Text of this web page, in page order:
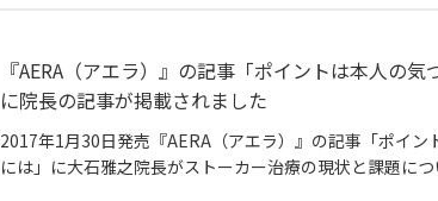
『AERA（アエラ）』の記事「ポイントは本人の
に院長の記事が掲載されました
2017年1月30日発売『AERA（アエラ）』の記事「ポイ
には」に大石雅之院長がストーカー治療の現状と課題に